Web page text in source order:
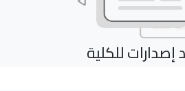
إصدارات للكلية